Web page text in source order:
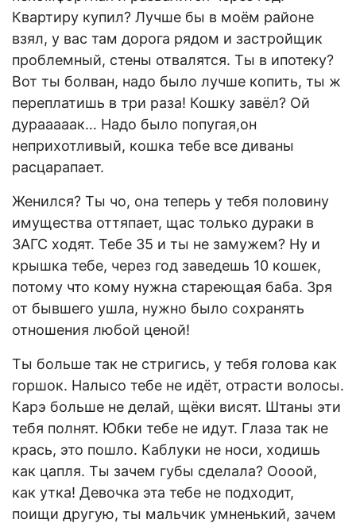
Квартиру купил? Лучше бы в моём районе
взял, у вас там дорога рядом и застройщик
проблемный, стены отвалятся. Ты в ипотеку?
Вот ты болван, надо было лучше копить, ты ж
переплатишь в три раза! Кошку завёл? Ой
дурааааак… Надо было попугая,он
неприхотливый, кошка тебе все диваны
расцарапает.
Женился? Ты чо, она теперь у тебя половину
имущества оттяпает, щас только дураки в
ЗАГС ходят. Тебе 35 и ты не замужем? Ну и
крышка тебе, через год заведешь 10 кошек,
потому что кому нужна стареющая баба. Зря
от бывшего ушла, нужно было сохранять
отношения любой ценой!
Ты больше так не стригись, у тебя голова как
горшок. Налысо тебе не идёт, отрасти волосы.
Карэ больше не делай, щёки висят. Штаны эти
тебя полнят. Юбки тебе не идут. Глаза так не
крась, это пошло. Каблуки не носи, ходишь
как цапля. Ты зачем губы сделала? Оооой,
как утка! Девочка эта тебе не подходит,
поищи другую, ты мальчик умненький, зачем